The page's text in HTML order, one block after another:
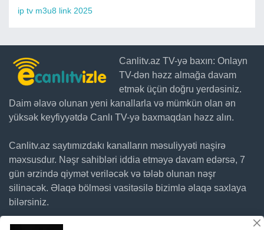
ip tv m3u8 link 2025
Canlitv.az TV-yə baxın: Onlayn
TV-dən həzz almağa davam
etmək üçün doğru yerdəsiniz.
Daim əlavə olunan yeni kanallarla və mümkün olan ən
yüksək keyfiyyətdə Canlı TV-yə baxmaqdan həzz alın.
Canlitv.az saytımızdakı kanalların məsuliyyəti naşirə
məxsusdur. Nəşr sahibləri iddia etməyə davam edərsə, 7
gün ərzində qiymət veriləcək və tələb olunan nəşr
silinəcək. Əlaqə bölməsi vasitəsilə bizimlə əlaqə saxlaya
bilərsiniz.